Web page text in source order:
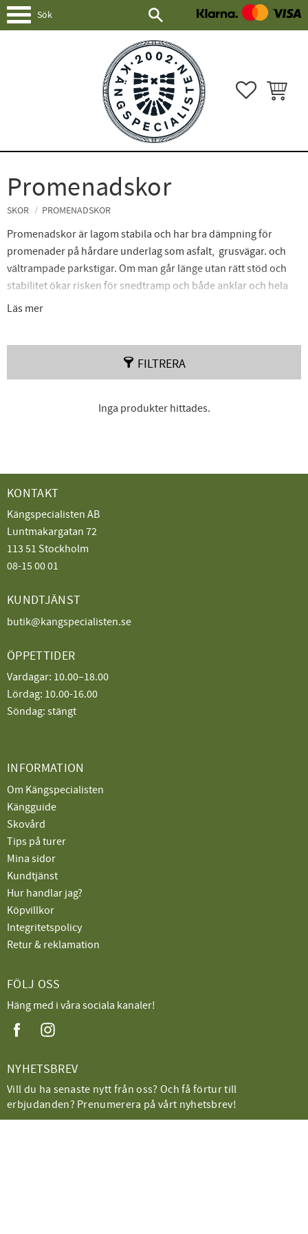
Meny
FAVORITER
Promenadskor
SKOR PROMENADSKOR
Promenadskor är lagom stabila och har bra dämpning för
promenader på hårdare underlag som asfalt, grusvägar. och
vältrampade parkstigar. Om man går länge utan rätt stöd och
stabilitet ökar risken för snedtramp och både anklar och hela
kroppen blir onödigt trött. Hos oss hittar du promenadskor för
Läs mer
FILTRERA
Inga produkter hittades.
KONTAKT
Kängspecialisten AB
Luntmakargatan 72
113 51 Stockholm
08-15 00 01
KUNDTJÄNST
butik@kangspecialisten.se
ÖPPETTIDER
Vardagar: 10.00–18.00
Lördag: 10.00-16.00
Söndag: stängt
INFORMATION
Om Kängspecialisten
Kängguide
Skovård
Tips på turer
Mina sidor
Kundtjänst
Hur handlar jag?
Köpvillkor
Integritetspolicy
Retur & reklamation
FÖLJ OSS
Häng med i våra sociala kanaler!
NYHETSBREV
Vill du ha senaste nytt från oss? Och få förtur till
erbjudanden? Prenumerera på vårt nyhetsbrev!